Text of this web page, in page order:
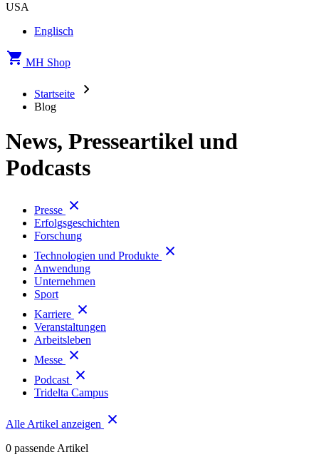
USA
Englisch
MH Shop
Startseite
Blog
News, Presseartikel und
Podcasts
Presse
Erfolgsgeschichten
Forschung
Technologien und Produkte
Anwendung
Unternehmen
Sport
Karriere
Veranstaltungen
Arbeitsleben
Messe
Podcast
Tridelta Campus
Alle Artikel anzeigen
0 passende Artikel